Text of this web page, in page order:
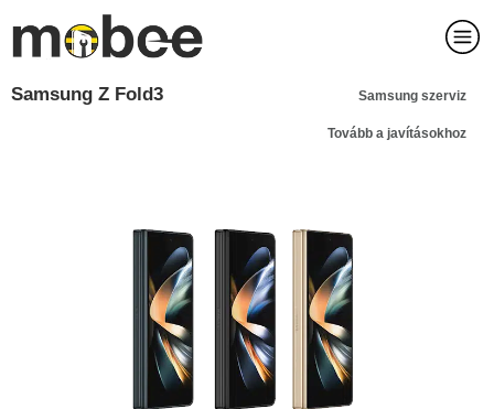
Samsung Z Fold3 Samsung szerviz
Tovább a javításokhoz